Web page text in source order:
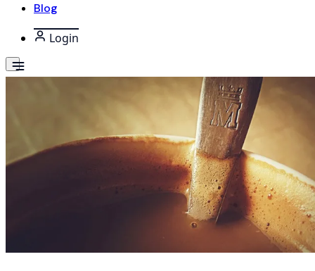
Blog
Login